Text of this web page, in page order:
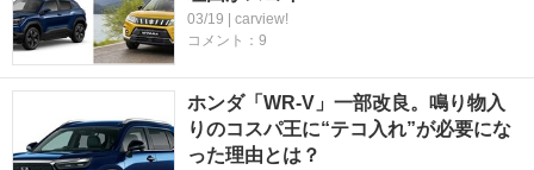
03/19 | carview!
コメント：9
ホンダ「WR-V」一部改良。鳴り物入
りのコスパ王に“テコ入れ”が必要にな
った理由とは？